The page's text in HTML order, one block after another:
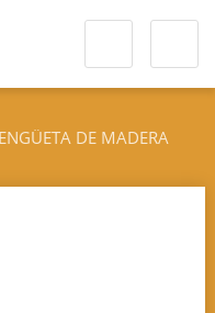
DE MADERA
VISIÓN SELECCIÓN Y
DE EMPAQUE